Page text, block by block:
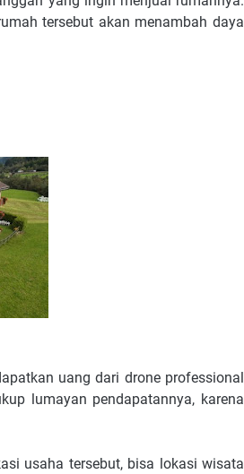
tersebut akan menambah daya
uang dari drone professional
lumayan pendapatannya, karena
usaha tersebut, bisa lokasi wisata